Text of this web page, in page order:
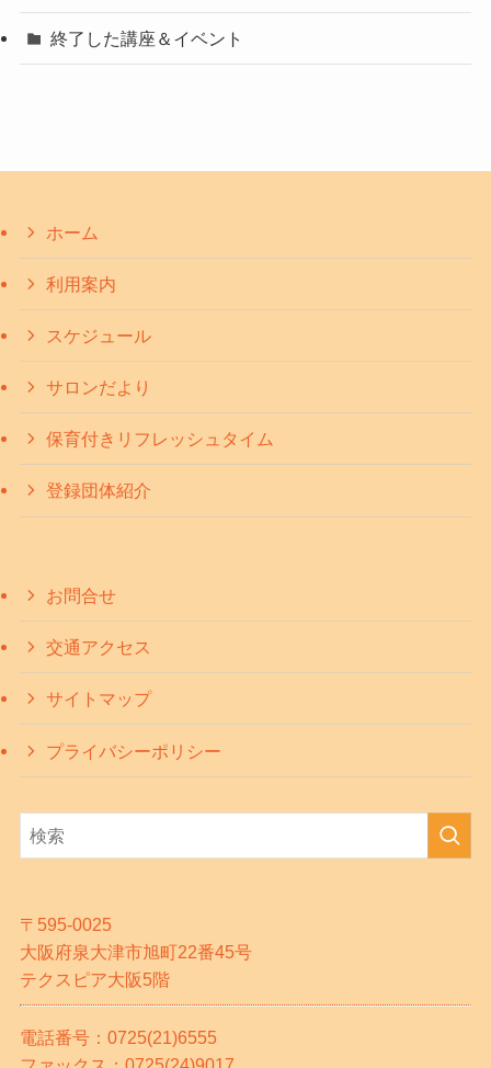
終了した講座＆イベント
ホーム
利用案内
スケジュール
サロンだより
保育付きリフレッシュタイム
登録団体紹介
お問合せ
交通アクセス
サイトマップ
プライバシーポリシー
〒595-0025
大阪府泉大津市旭町22番45号
テクスピア大阪5階
電話番号：0725(21)6555